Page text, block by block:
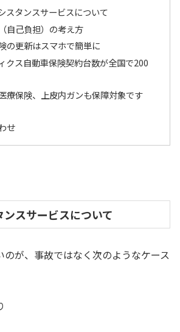
スタンスサービスについて
自己負担）の考え方
の更新はスマホで簡単に
クス自動車保険契約台数が全国で200
療保険、上皮内ガンも保障対象です
せ
ンスサービスについて
のが、事故ではなく次のようなケース